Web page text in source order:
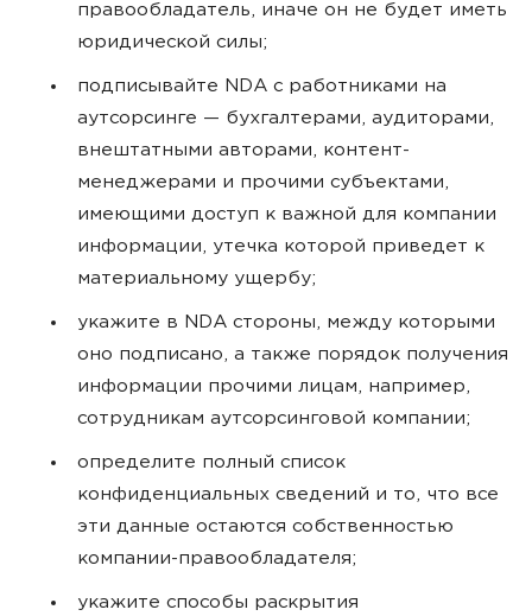
правообладатель, иначе он не будет иметь
юридической силы;
подписывайте NDA с работниками на
аутсорсинге — бухгалтерами, аудиторами,
внештатными авторами, контент-
менеджерами и прочими субъектами,
имеющими доступ к важной для компании
информации, утечка которой приведет к
материальному ущербу;
укажите в NDA стороны, между которыми
оно подписано, а также порядок получения
информации прочими лицам, например,
сотрудникам аутсорсинговой компании;
определите полный список
конфиденциальных сведений и то, что все
эти данные остаются собственностью
компании-правообладателя;
укажите способы раскрытия